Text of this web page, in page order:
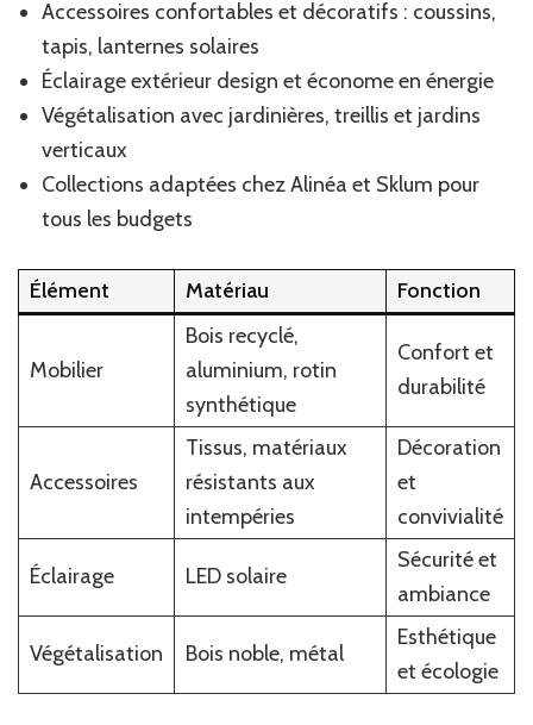
Accessoires confortables et décoratifs : coussins,
tapis, lanternes solaires
Éclairage extérieur design et économe en énergie
Végétalisation avec jardinières, treillis et jardins
verticaux
Collections adaptées chez Alinéa et Sklum pour
tous les budgets
Élément Matériau Fonction
Mobilier
Bois recyclé,
aluminium, rotin
synthétique
Confort et
durabilité
Accessoires
Tissus, matériaux
résistants aux
intempéries
Décoration
et
convivialité
Éclairage LED solaire
Sécurité et
ambiance
Végétalisation Bois noble, métal
Esthétique
et écologie